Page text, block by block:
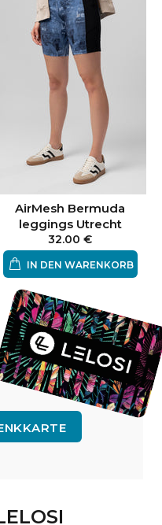
AirMesh Bermuda
leggings Utrecht
32.00 €
IN DEN WARENKORB